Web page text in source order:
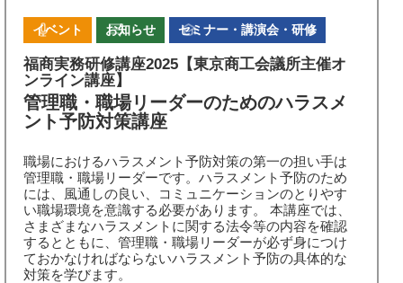
イベント お知らせ セミナー・講演会・研修
福商実務研修講座2025【東京商工会議所主催オ
ンライン講座】
管理職・職場リーダーのためのハラスメ
ント予防対策講座
職場におけるハラスメント予防対策の第一の担い手は
管理職・職場リーダーです。ハラスメント予防のため
には、風通しの良い、コミュニケーションのとりやす
い職場環境を意識する必要があります。 本講座では、
さまざまなハラスメントに関する法令等の内容を確認
するとともに、管理職・職場リーダーが必ず身につけ
ておかなければならないハラスメント予防の具体的な
対策を学びます。